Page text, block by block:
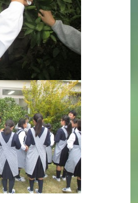
年間行事
行事紹介
校外学習・宿泊行事
新入生募集要項
入学金・学費
優遇制度
転編入試験について
保護者の声・入試関連よくある質問